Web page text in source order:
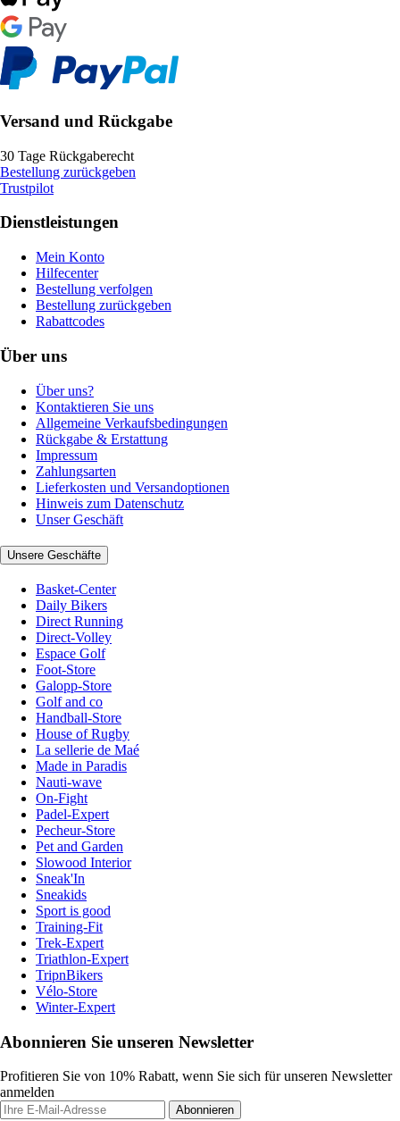
Versand und Rückgabe
30 Tage Rückgaberecht
Bestellung zurückgeben
Trustpilot
Dienstleistungen
Mein Konto
Hilfecenter
Bestellung verfolgen
Bestellung zurückgeben
Rabattcodes
Über uns
Über uns?
Kontaktieren Sie uns
Allgemeine Verkaufsbedingungen
Rückgabe & Erstattung
Impressum
Zahlungsarten
Lieferkosten und Versandoptionen
Hinweis zum Datenschutz
Unser Geschäft
Unsere Geschäfte
Basket-Center
Daily Bikers
Direct Running
Direct-Volley
Espace Golf
Foot-Store
Galopp-Store
Golf and co
Handball-Store
House of Rugby
La sellerie de Maé
Made in Paradis
Nauti-wave
On-Fight
Padel-Expert
Pecheur-Store
Pet and Garden
Slowood Interior
Sneak'In
Sneakids
Sport is good
Training-Fit
Trek-Expert
Triathlon-Expert
TripnBikers
Vélo-Store
Winter-Expert
Abonnieren Sie unseren Newsletter
Profitieren Sie von 10% Rabatt, wenn Sie sich für unseren Newsletter
anmelden
Abonnieren